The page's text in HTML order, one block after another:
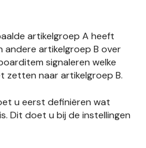
artikelgroep A heeft
andere artikelgroep B over
signaleren welke
zetten naar artikelgroep B.
u eerst definiëren wat
Dit doet u bij de instellingen